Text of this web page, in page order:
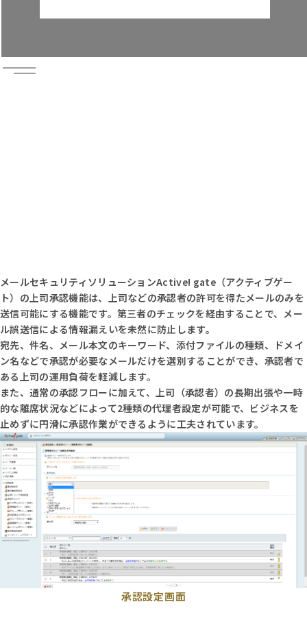
メールセキュリティソリューションActive! gate（アクティブゲー
ト）の上司承認機能は、上司などの承認者の許可を得たメールのみを
送信可能にする機能です。第三者のチェックを経由することで、メー
ル誤送信による情報漏えいを未然に防止します。
宛先、件名、メール本文のキーワード、添付ファイルの種類、ドメイ
ン名などで承認が必要なメールだけを選別することができ、承認者で
ある上司の運用負荷を軽減します。
また、通常の承認フローに加えて、上司（承認者）の長期出張や一時
的な離席状況などによって2種類の代理者設定が可能で、ビジネスを
止めずに円滑に承認作業ができるように工夫されています。
承認設定画面